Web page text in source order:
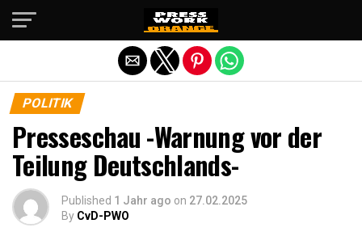
POLITIK
Presseschau -Warnung vor der
Teilung Deutschlands-
Published 1 Jahr ago on 27.02.2025
By CvD-PWO
Die mobile Version verlassen